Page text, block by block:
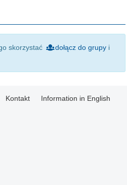
skorzystać dołącz do grupyi
Kontakt Information in English